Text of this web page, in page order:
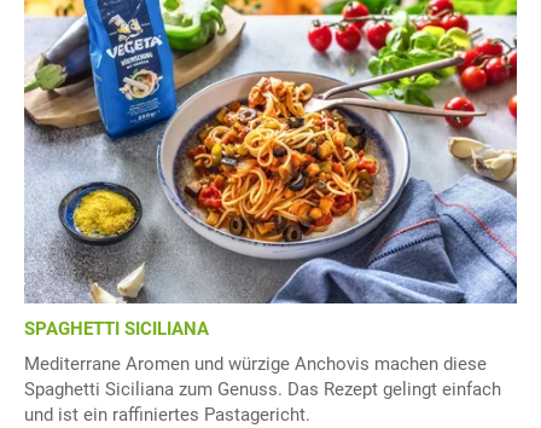
SPAGHETTI SICILIANA
Mediterrane Aromen und würzige Anchovis machen diese
Spaghetti Siciliana zum Genuss. Das Rezept gelingt einfach
und ist ein raffiniertes Pastagericht.